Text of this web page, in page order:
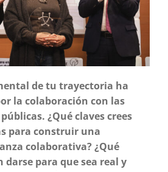
de tu trayectoria ha
la colaboración con las
¿Qué claves crees
para construir una
colaborativa? ¿Qué
darse para que sea real y